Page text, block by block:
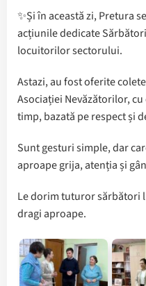
✨Și în această zi, Pretura
acțiunile dedicate
locuitorilor sectorului.
Astazi, au fost oferite
Asociației Nevăzătorilor,
timp, bazată pe respect și
Sunt gesturi simple, dar
aproape grija, atenția și
Le dorim tuturor sărbători
dragi aproape.